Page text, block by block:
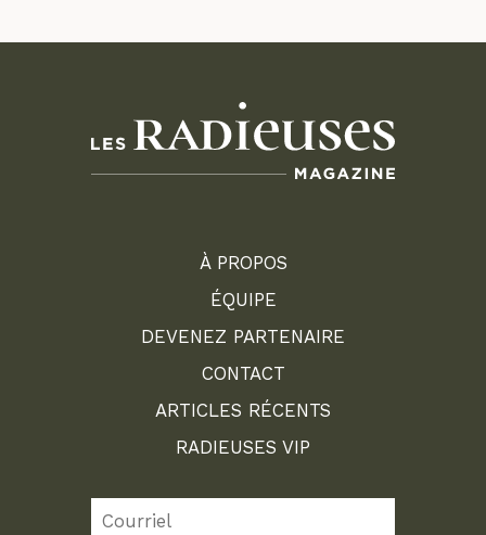
À PROPOS
ÉQUIPE
DEVENEZ PARTENAIRE
CONTACT
ARTICLES RÉCENTS
RADIEUSES VIP